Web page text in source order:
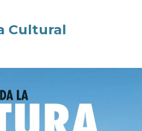
Cultural